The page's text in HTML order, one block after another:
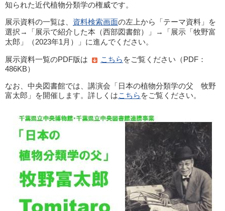
知られた近代植物分類学の権威です。
展示資料の一覧は、 資料検索画面の左上から「テーマ資料」を
選択→「展示で紹介した本（西部図書館）」→「展示「牧野富
太郎」（2023年1月）」に進んでください。
展示資料一覧のPDF版は こちら をご覧ください（PDF：
486KB）
なお、中央図書館では、講演会「日本の植物分類学の父 牧野
富太郎」を開催します。詳しくはこちら をご覧ください。